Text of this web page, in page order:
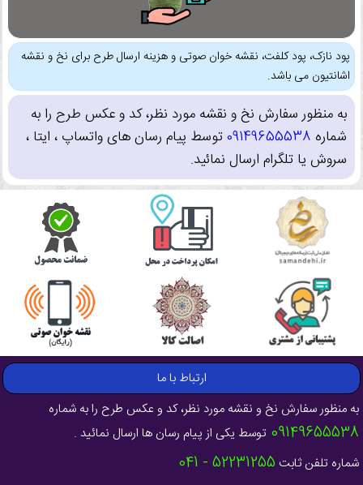
پود نازک، پود کلفت، نقشه خوان صوتی و هزینه ارسال طرح برای نخ و نقشه
اشانتیون می باشد.
به منظور سفارش نخ و نقشه مورد نظر، کد و عکس طرح را به
شماره 09149655538توسط پیام رسان های واتساپ ، ایتا ،
سروش یا تلگرام ارسال نمائید.
ارتباط با ما
به منظور سفارش نخ و نقشه مورد نظر، کد و عکس طرح را به شماره
09149655538 توسط یکی از پیام رسان ها ارسال نمائید .
شماره تلفن ثابت 52231255 - 041